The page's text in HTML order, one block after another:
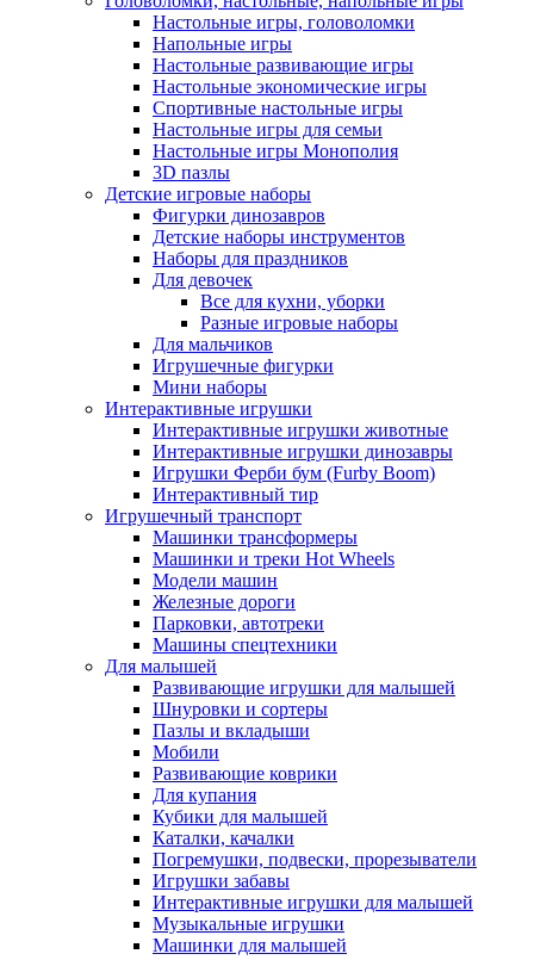
Настольные игры, головоломки
Напольные игры
Настольные развивающие игры
Настольные экономические игры
Спортивные настольные игры
Настольные игры для семьи
Настольные игры Монополия
3D пазлы
Детские игровые наборы
Фигурки динозавров
Детские наборы инструментов
Наборы для праздников
Для девочек
Все для кухни, уборки
Разные игровые наборы
Для мальчиков
Игрушечные фигурки
Мини наборы
Интерактивные игрушки
Интерактивные игрушки животные
Интерактивные игрушки динозавры
Игрушки Ферби бум (Furby Boom)
Интерактивный тир
Игрушечный транспорт
Машинки трансформеры
Машинки и треки Hot Wheels
Модели машин
Железные дороги
Парковки, автотреки
Машины спецтехники
Для малышей
Развивающие игрушки для малышей
Шнуровки и сортеры
Пазлы и вкладыши
Мобили
Развивающие коврики
Для купания
Кубики для малышей
Каталки, качалки
Погремушки, подвески, прорезыватели
Игрушки забавы
Интерактивные игрушки для малышей
Музыкальные игрушки
Машинки для малышей